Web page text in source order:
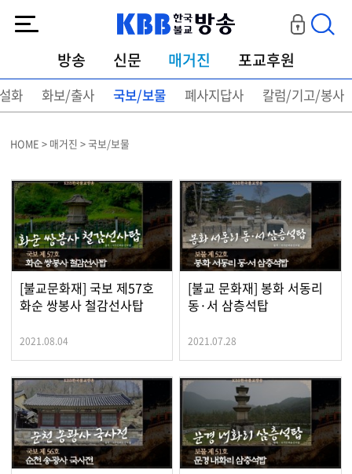
방송 신문 매거진 포교후원
화 화보/출사 국보/보물 폐사지답사 칼럼/기고/봉사
HOME > 매거진 > 국보/보물
[불교문화재] 국보 제57호
화순 쌍봉사 철감선사탑
2021.08.04
[불교 문화재] 봉화 서동리
동·서 삼층석탑
2021.07.28